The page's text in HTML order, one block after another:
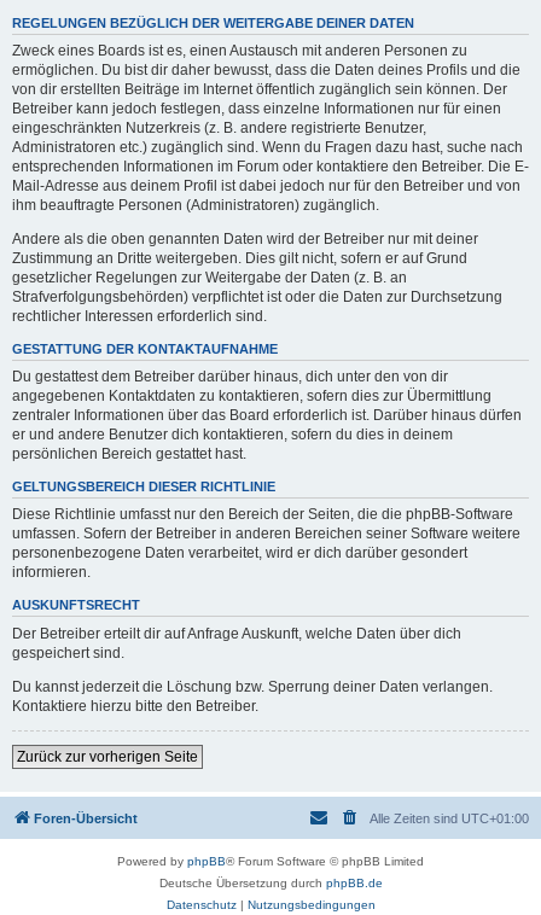
REGELUNGEN BEZÜGLICH DER WEITERGABE DEINER DATEN
Zweck eines Boards ist es, einen Austausch mit anderen Personen zu
ermöglichen. Du bist dir daher bewusst, dass die Daten deines Profils und die
von dir erstellten Beiträge im Internet öffentlich zugänglich sein können. Der
Betreiber kann jedoch festlegen, dass einzelne Informationen nur für einen
eingeschränkten Nutzerkreis (z. B. andere registrierte Benutzer,
Administratoren etc.) zugänglich sind. Wenn du Fragen dazu hast, suche nach
entsprechenden Informationen im Forum oder kontaktiere den Betreiber. Die E-
Mail-Adresse aus deinem Profil ist dabei jedoch nur für den Betreiber und von
ihm beauftragte Personen (Administratoren) zugänglich.
Andere als die oben genannten Daten wird der Betreiber nur mit deiner
Zustimmung an Dritte weitergeben. Dies gilt nicht, sofern er auf Grund
gesetzlicher Regelungen zur Weitergabe der Daten (z. B. an
Strafverfolgungsbehörden) verpflichtet ist oder die Daten zur Durchsetzung
rechtlicher Interessen erforderlich sind.
GESTATTUNG DER KONTAKTAUFNAHME
Du gestattest dem Betreiber darüber hinaus, dich unter den von dir
angegebenen Kontaktdaten zu kontaktieren, sofern dies zur Übermittlung
zentraler Informationen über das Board erforderlich ist. Darüber hinaus dürfen
er und andere Benutzer dich kontaktieren, sofern du dies in deinem
persönlichen Bereich gestattet hast.
GELTUNGSBEREICH DIESER RICHTLINIE
Diese Richtlinie umfasst nur den Bereich der Seiten, die die phpBB-Software
umfassen. Sofern der Betreiber in anderen Bereichen seiner Software weitere
personenbezogene Daten verarbeitet, wird er dich darüber gesondert
informieren.
AUSKUNFTSRECHT
Der Betreiber erteilt dir auf Anfrage Auskunft, welche Daten über dich
gespeichert sind.
Du kannst jederzeit die Löschung bzw. Sperrung deiner Daten verlangen.
Kontaktiere hierzu bitte den Betreiber.
Zurück zur vorherigen Seite
Foren-Übersicht Alle Zeiten sind UTC+01:00
Powered by phpBB® Forum Software © phpBB Limited
Deutsche Übersetzung durch phpBB.de
Datenschutz| Nutzungsbedingungen